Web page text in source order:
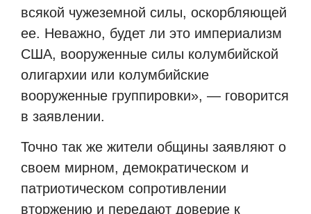
всякой чужеземной силы, оскорбляющей
ее. Неважно, будет ли это империализм
США, вооруженные силы колумбийской
олигархии или колумбийские
вооруженные группировки», — говорится
в заявлении.
Точно так же жители общины заявляют о
своем мирном, демократическом и
патриотическом сопротивлении
вторжению и передают доверие к